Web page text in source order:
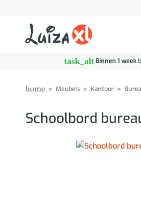
task_altBinnen 1 week
home » Meubels » Kantoor »
Schoolbord